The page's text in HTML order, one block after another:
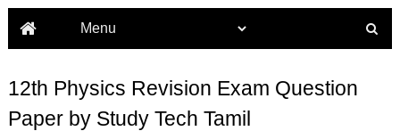
12th Physics Revision Exam Question
Paper by Study Tech Tamil